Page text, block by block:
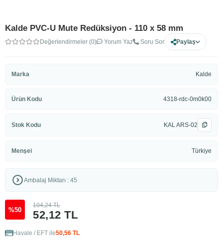
Kalde PVC-U Mute Redüksiyon - 110 x 58 mm
Değerlendirmeler (0) Yorum Yaz Soru Sor Paylaş
Marka Kalde
Ürün Kodu 4318-rdc-0m0k00
Stok Kodu KAL ARS-02
Menşei Türkiye
Ambalaj Miktarı : 45
%50 52,12 TL
104,24 TL
Havale / EFT ile50,56 TL